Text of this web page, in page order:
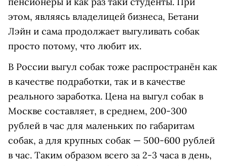
этом, являясь владелицей бизнеса, Бетани
Лэйн и сама продолжает выгуливать собак
просто потому, что любит их.
В России выгул собак тоже распространён как
в качестве подработки, так и в качестве
реального заработка. Цена на выгул собак в
Москве составляет, в среднем, 200-300
рублей в час для маленьких по габаритам
собак, а для крупных собак — 500-600 рублей
в час. Таким образом всего за 2-3 часа в день,